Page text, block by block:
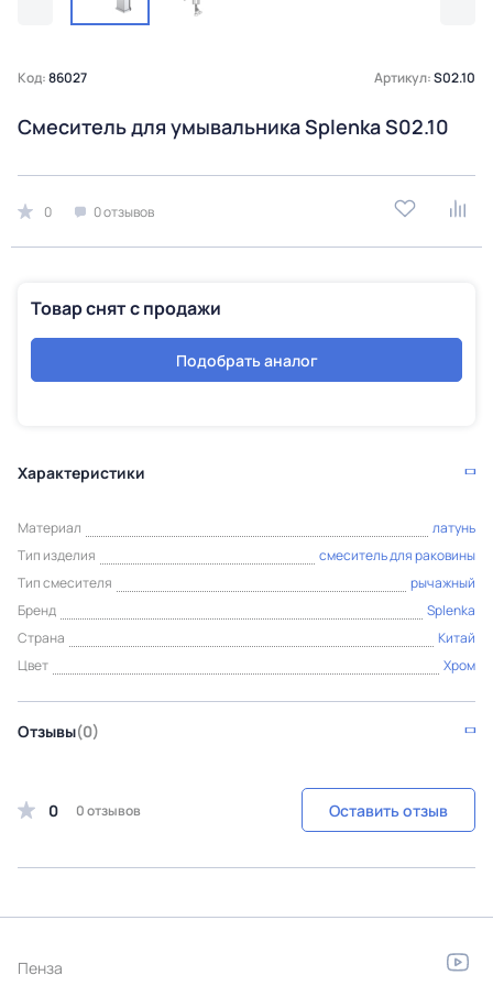
Код:86027 Артикул:S02.10
Смеситель для умывальника Splenka S02.10
0 0 отзывов
Товар снят с продажи
Подобрать аналог
Характеристики
Материал
латунь
Тип изделия
смеситель для раковины
Тип смесителя
рычажный
Бренд
Splenka
Страна
Китай
Цвет
Хром
Отзывы(0)
0 0 отзывов Оставить отзыв
Пенза